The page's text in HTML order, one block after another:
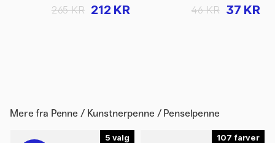
212 KR
265 KR 37 KR
46 KR
Mere fra Penne / Kunstnerpenne / Penselpenne
5 107